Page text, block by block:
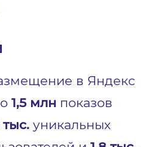
в Яндекс
1,5 млн показов
тыс. уникальных